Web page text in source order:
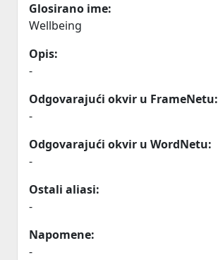
Glosirano ime:
Wellbeing
Opis:
-
Odgovarajući okvir u FrameNetu:
-
Odgovarajući okvir u WordNetu:
-
Ostali aliasi:
-
Napomene:
-